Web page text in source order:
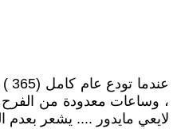
، وساعات معدودة من
لايعي مايدور .... يشعر بعدم